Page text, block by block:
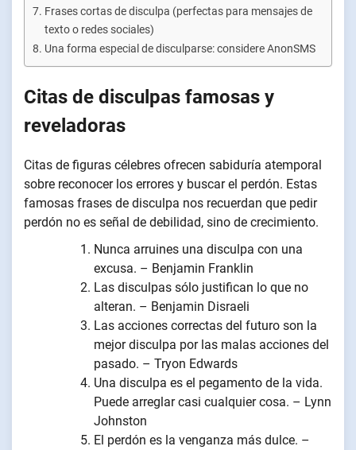
Frases cortas de disculpa (perfectas para mensajes de
texto o redes sociales)
Una forma especial de disculparse: considere AnonSMS
Citas de disculpas famosas y
reveladoras
Citas de figuras célebres ofrecen sabiduría atemporal
sobre reconocer los errores y buscar el perdón. Estas
famosas frases de disculpa nos recuerdan que pedir
perdón no es señal de debilidad, sino de crecimiento.
Nunca arruines una disculpa con una
excusa. – Benjamin Franklin
Las disculpas sólo justifican lo que no
alteran. – Benjamin Disraeli
Las acciones correctas del futuro son la
mejor disculpa por las malas acciones del
pasado. – Tryon Edwards
Una disculpa es el pegamento de la vida.
Puede arreglar casi cualquier cosa. – Lynn
Johnston
El perdón es la venganza más dulce. –